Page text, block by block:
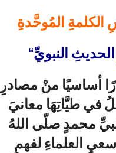
المُوحَّدةِ
أساسيًا منْ مصادرِ
في طيَّاتِهَا معانيَ
محمدٍ صلّى اللهُ
العلماءِ لفهمِ